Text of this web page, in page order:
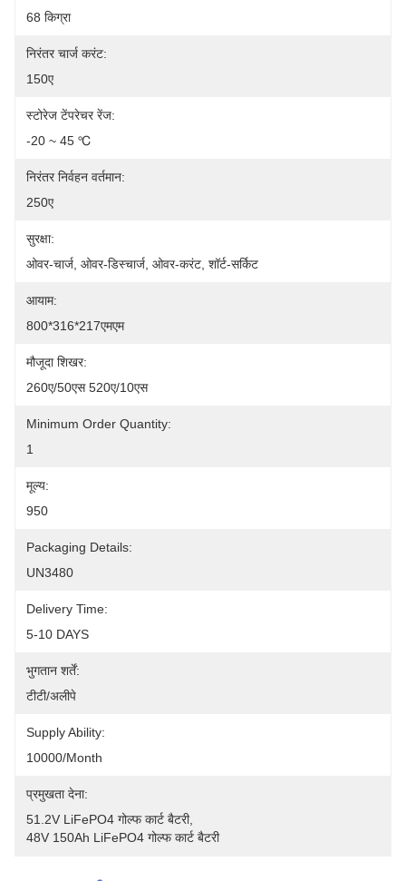
68 किग्रा
निरंतर चार्ज करंट:
150ए
स्टोरेज टेंपरेचर रेंज:
-20 ~ 45 ℃
निरंतर निर्वहन वर्तमान:
250ए
सुरक्षा:
ओवर-चार्ज, ओवर-डिस्चार्ज, ओवर-करंट, शॉर्ट-सर्किट
आयाम:
800*316*217एमएम
मौजूदा शिखर:
260ए/50एस 520ए/10एस
Minimum Order Quantity:
1
मूल्य:
950
Packaging Details:
UN3480
Delivery Time:
5-10 DAYS
भुगतान शर्तें:
टीटी/अलीपे
Supply Ability:
10000/month
प्रमुखता देना:
51.2V LiFePO4 गोल्फ कार्ट बैटरी,
48V 150Ah LiFePO4 गोल्फ कार्ट बैटरी